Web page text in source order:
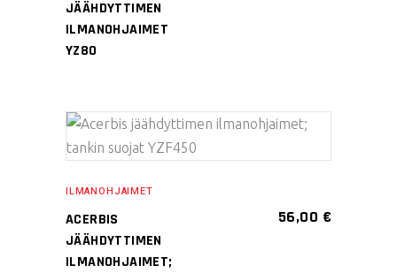
JÄÄHDYTTIMEN
ILMANOHJAIMET
YZ80
VALITSE
tuotteella
useampi
ILMANOHJAIMET
ACERBIS
JÄÄHDYTTIMEN
ILMANOHJAIMET;
56,00 €